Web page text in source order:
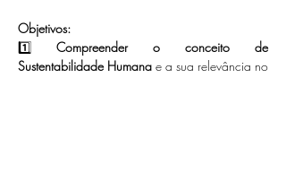
Objetivos:
1️⃣ Compreender o conceito de
Sustentabilidade Humana e a sua relevância no